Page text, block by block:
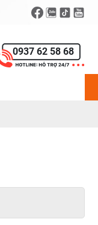
0937 62 58 68